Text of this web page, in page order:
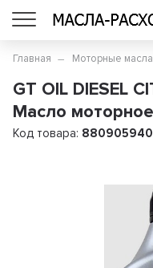
Главная Моторные масла
GT OIL DIESEL
Масло
Код товара: